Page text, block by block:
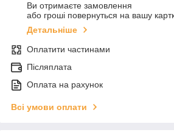
Ви отримаєте замовлення
або гроші повернуться на вашу
Детальніше
Оплатити частинами
Післяплата
Оплата на рахунок
Всі умови оплати